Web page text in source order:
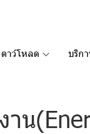
ดาว์โหลด บริก
าน